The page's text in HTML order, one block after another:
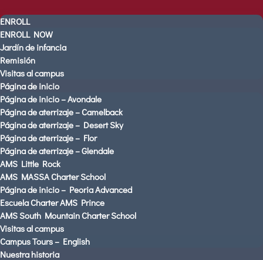
ENROLL
ENROLL NOW
Jardín de infancia
Remisión
Visitas al campus
Página de inicio
Página de inicio – Avondale
Página de aterrizaje – Camelback
Página de aterrizaje – Desert Sky
Página de aterrizaje – Flor
Página de aterrizaje – Glendale
AMS Little Rock
AMS MASSA Charter School
Página de inicio – Peoria Advanced
Escuela Charter AMS Prince
AMS South Mountain Charter School
Visitas al campus
Campus Tours – English
Nuestra historia